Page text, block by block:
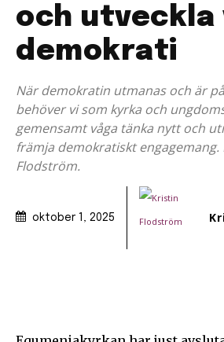
och utveckla
demokrati
När demokratin utmanas och är
behöver vi som kyrka och
gemensamt våga tänka nytt och
främja demokratiskt
Flodström.
oktober 1, 2025